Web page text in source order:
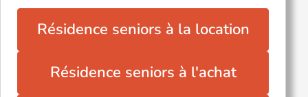
Résidence seniors à la location
Résidence seniors à l'achat